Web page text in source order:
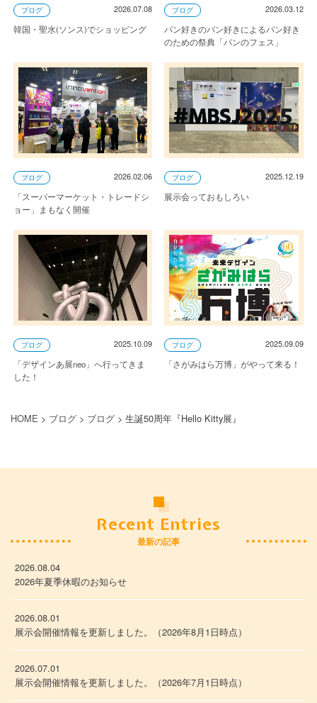
ブログ 2026.07.08
韓国・聖水(ソンス)でショッピング
ブログ 2026.03.12
パン好きのパン好きによるパン好き
のための祭典「パンのフェス」
ブログ 2026.02.06
「スーパーマーケット・トレードシ
ョー」まもなく開催
ブログ 2025.12.19
展示会っておもしろい
ブログ 2025.10.09
「デザインあ展neo」へ行ってきま
した！
ブログ 2025.09.09
「さがみはら万博」がやって来る！
HOME > ブログ > ブログ > 生誕50周年『Hello Kitty展』
Recent Entries
最新の記事
2026.08.04
2026年夏季休暇のお知らせ
2026.08.01
展示会開催情報を更新しました。（2026年8月1日時点）
2026.07.01
展示会開催情報を更新しました。（2026年7月1日時点）